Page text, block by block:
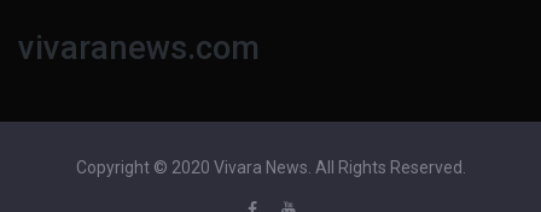
vivaranews.com
Copyright © 2020 Vivara News. All Rights Reserved.